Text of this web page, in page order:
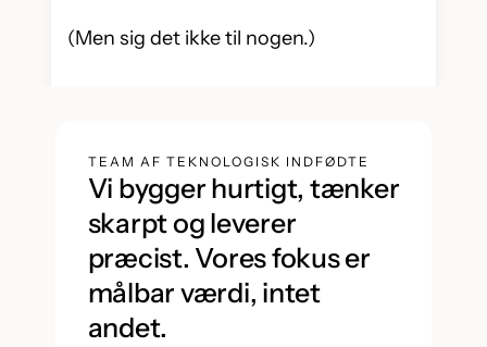
(Men sig det ikke til nogen.)
TEAM AF TEKNOLOGISK INDFØDTE
Vi bygger hurtigt, tænker
skarpt og leverer
præcist. Vores fokus er
målbar værdi, intet
andet.